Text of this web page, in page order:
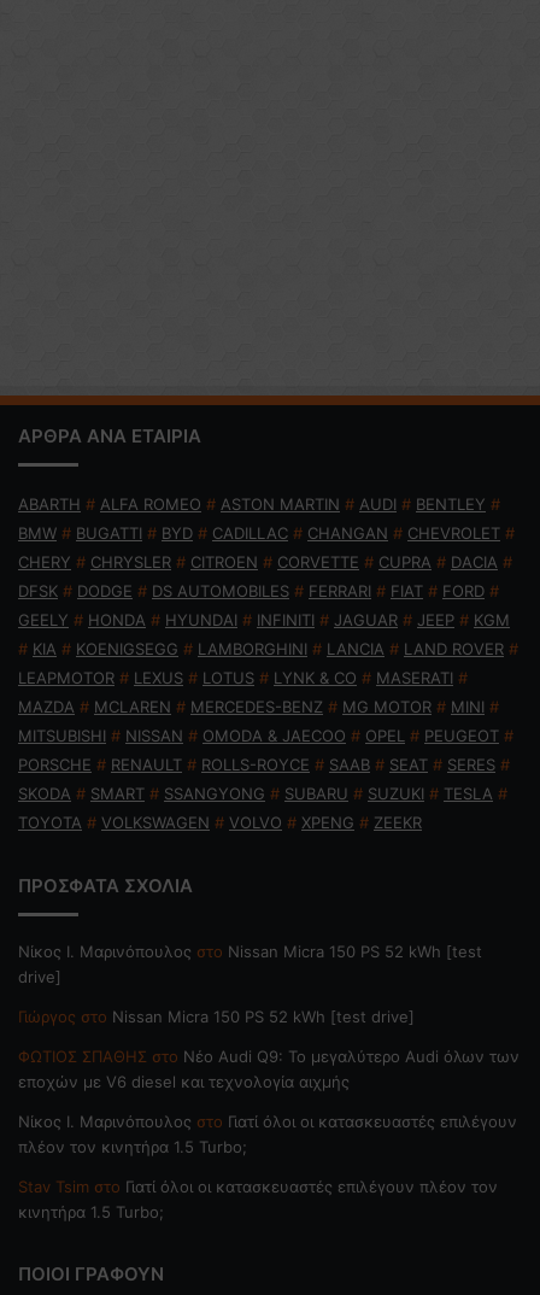
ΑΡΘΡΑ ΑΝΑ ΕΤΑΙΡΙΑ
ABARTH # ALFA ROMEO # ASTON MARTIN # AUDI # BENTLEY #
BMW # BUGATTI # BYD # CADILLAC # CHANGAN # CHEVROLET #
CHERY # CHRYSLER # CITROEN # CORVETTE # CUPRA # DACIA #
DFSK # DODGE # DS AUTOMOBILES # FERRARI # FIAT # FORD #
GEELY # HONDA # HYUNDAI # INFINITI # JAGUAR # JEEP # KGM
# KIA # KOENIGSEGG # LAMBORGHINI # LANCIA # LAND ROVER #
LEAPMOTOR # LEXUS # LOTUS # LYNK & CO # MASERATI #
MAZDA # MCLAREN # MERCEDES-BENZ # MG MOTOR # MINI #
MITSUBISHI # NISSAN # OMODA & JAECOO # OPEL # PEUGEOT #
PORSCHE # RENAULT # ROLLS-ROYCE # SAAB # SEAT # SERES #
SKODA # SMART # SSANGYONG # SUBARU # SUZUKI # TESLA #
TOYOTA # VOLKSWAGEN # VOLVO # XPENG # ZEEKR
ΠΡΟΣΦΑΤΑ ΣΧΟΛΙΑ
Nίκος Ι. Mαρινόπουλος στο Nissan Micra 150 PS 52 kWh [test
drive]
Γιώργος στο Nissan Micra 150 PS 52 kWh [test drive]
ΦΩΤΙΟΣ ΣΠΑΘΗΣ στο Νέο Audi Q9: Το μεγαλύτερο Audi όλων των
εποχών με V6 diesel και τεχνολογία αιχμής
Nίκος Ι. Mαρινόπουλος στο Γιατί όλοι οι κατασκευαστές επιλέγουν
πλέον τον κινητήρα 1.5 Turbo;
Stav Tsim στο Γιατί όλοι οι κατασκευαστές επιλέγουν πλέον τον
κινητήρα 1.5 Turbo;
ΠΟΙΟΙ ΓΡΑΦΟΥΝ